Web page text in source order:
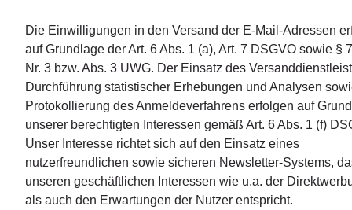
Die Einwilligungen in den Versand der E-Mail-Adressen
auf Grundlage der Art. 6 Abs. 1 (a), Art. 7 DSGVO sowie §
Nr. 3 bzw. Abs. 3 UWG. Der Einsatz des
Durchführung statistischer Erhebungen und Analysen
Protokollierung des Anmeldeverfahrens erfolgen auf
unserer berechtigten Interessen gemäß Art. 6 Abs. 1 (f)
Unser Interesse richtet sich auf den Einsatz eines
nutzerfreundlichen sowie sicheren Newsletter-Systems,
unseren geschäftlichen Interessen wie u.a. der
als auch den Erwartungen der Nutzer entspricht.